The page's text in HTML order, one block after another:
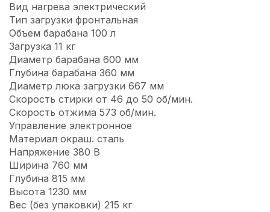
Вид нагрева электрический
Тип загрузки фронтальная
Объем барабана 100 л
Загрузка 11 кг
Диаметр барабана 600 мм
Глубина барабана 360 мм
Диаметр люка загрузки 667 мм
Скорость стирки от 46 до 50 об/мин.
Скорость отжима 573 об/мин.
Управление электронное
Материал окраш. сталь
Напряжение 380 В
Ширина 760 мм
Глубина 815 мм
Высота 1230 мм
Вес (без упаковки) 215 кг